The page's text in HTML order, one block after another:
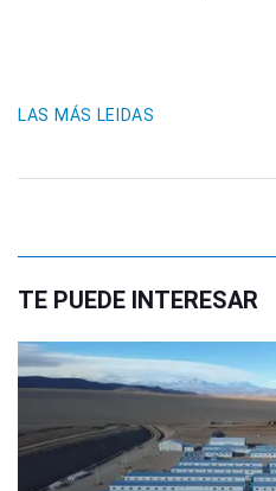
LAS MÁS LEIDAS
TE PUEDE INTERESAR